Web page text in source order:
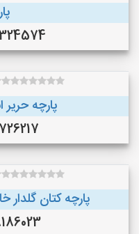
پارچه حریر
پارچه کتان گلدار